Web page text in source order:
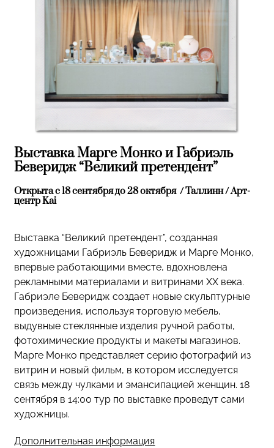
Выставка Марге Монко и Габриэль
Беверидж “Великий претендент”
Открыта с 18 сентября до 28 октября / Таллинн / Арт-
центр Kai
Выставка “Великий претендент”, созданная
художницами Габриэль Беверидж и Марге Монко,
впервые работающими вместе, вдохновлена ​​
рекламными материалами и витринами ХХ века.
Габриэле Беверидж создает новые скульптурные
произведения, используя торговую мебель,
выдувные стеклянные изделия ручной работы,
фотохимические продукты и макеты магазинов.
Марге Монко представляет серию фотографий из
витрин и новый фильм, в котором исследуется
связь между чулками и эмансипацией женщин. 18
сентября в 14:00 тур по выставке проведут сами
художницы.
Дополнительная информация